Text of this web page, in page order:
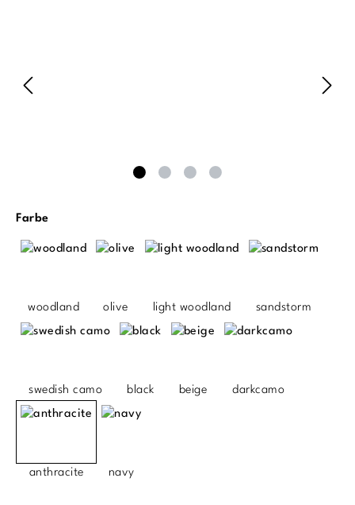
Farbeauswählen
woodland olive light woodland sandstorm
swedish camo black beige darkcamo
anthracite navy